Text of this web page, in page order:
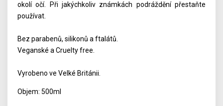
okolí očí. Při jakýchkoliv známkách podráždění přestaňte
používat.
Bez parabenů, silikonů a ftalátů.
Veganské a Cruelty free.
Vyrobeno ve Velké Británii.
Objem: 500ml